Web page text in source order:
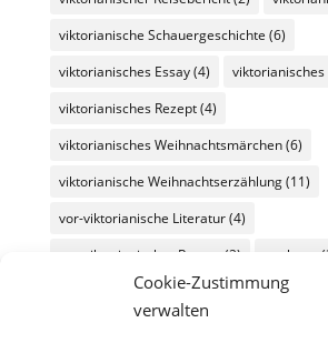
Cookie-Zustimmung
verwalten
viktorianische Schauergeschichte (6)
viktorianisches Essay(4) viktorianisches
viktorianisches Rezept(4)
viktorianisches Weihnachtsmärchen(6)
viktorianische Weihnachtserzählung(11)
vor-viktorianische Literatur(4)
vor-viktorianischer Roman
(2) werbung
Wochenüberblick(26) Wochenübersicht